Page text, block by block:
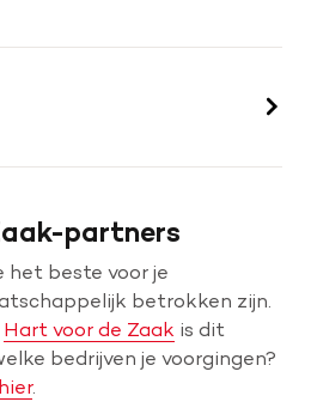
partners
het beste voor je
betrokken zijn.
Hart voor de Zaak is dit
bedrijven je voorgingen?
hier.